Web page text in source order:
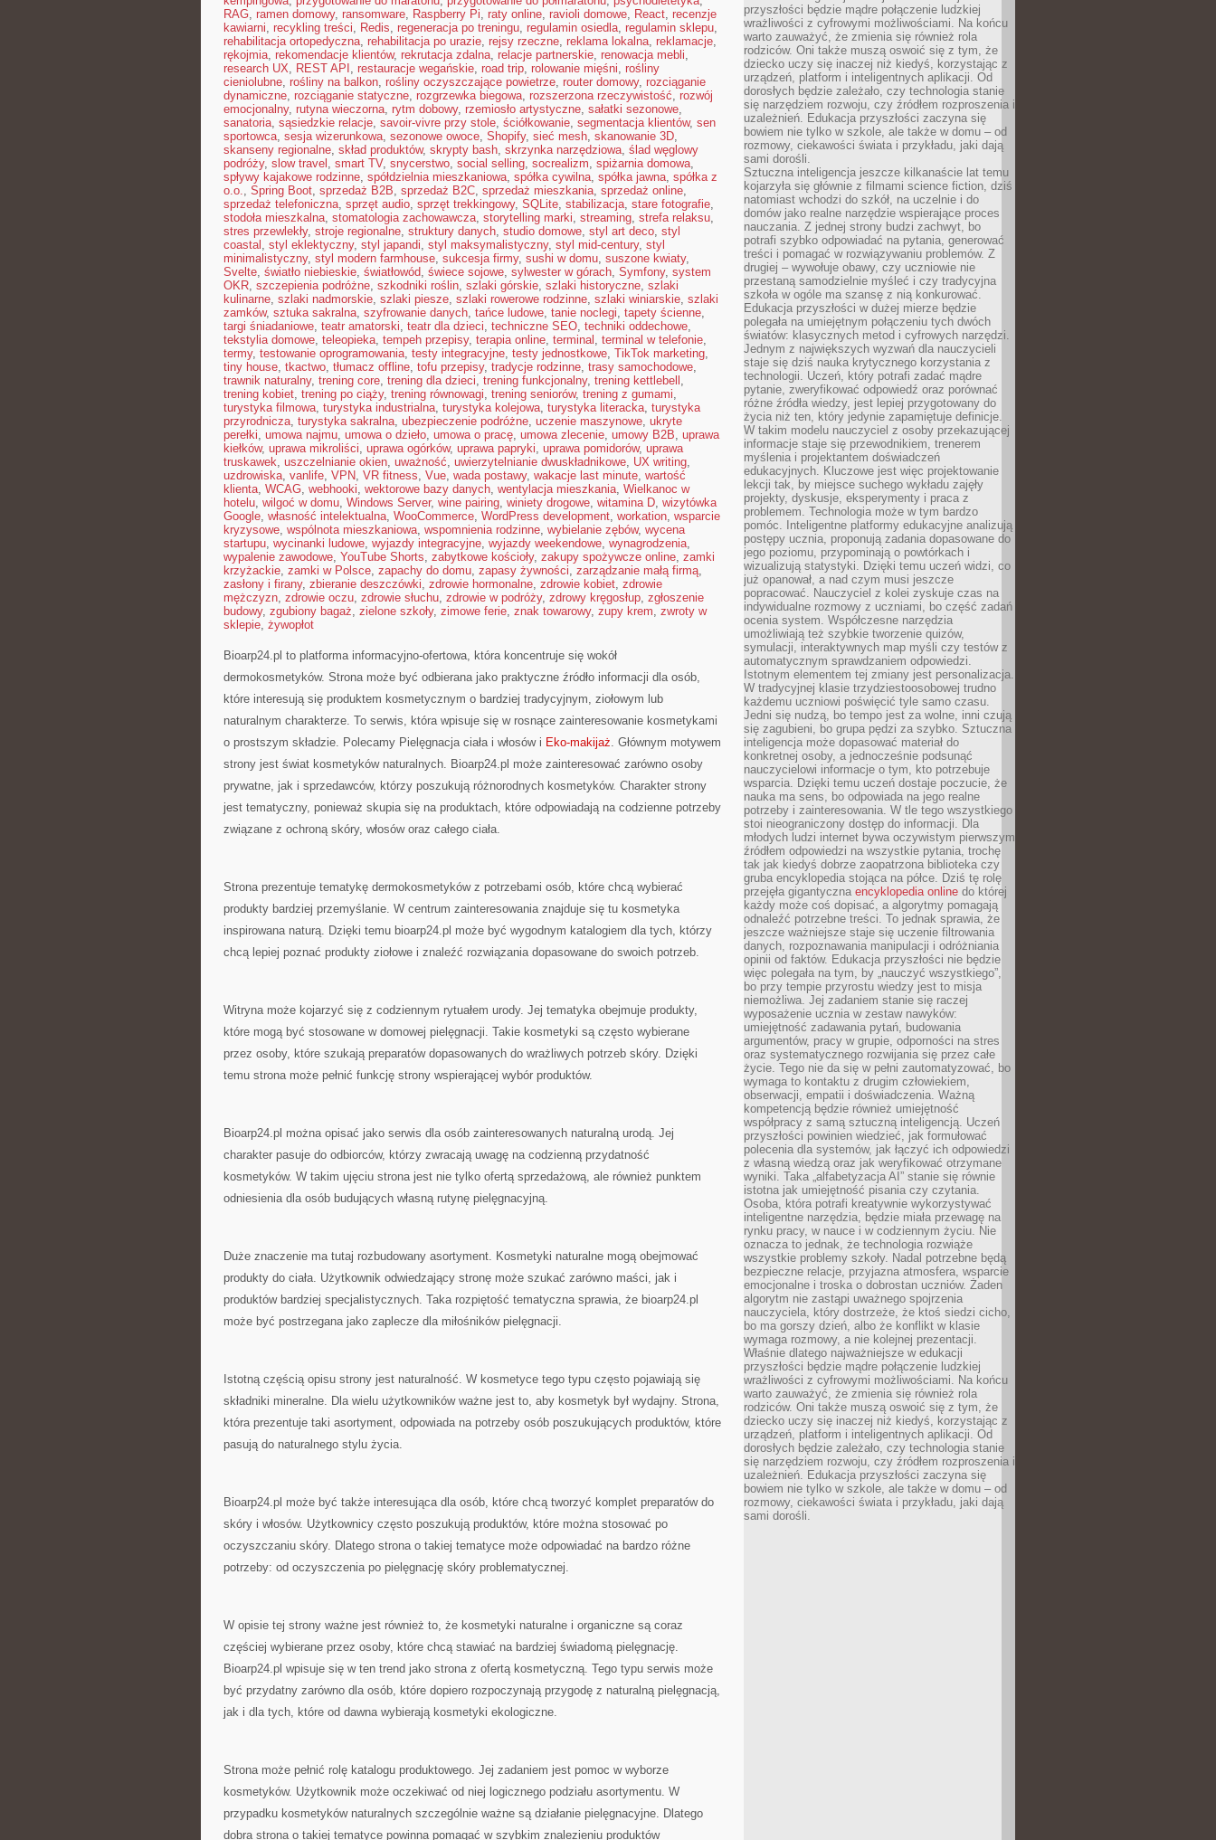
RAG, ramen domowy, ransomware, Raspberry Pi, raty online, ravioli domowe, React, recenzje
kawiarni, recykling treści, Redis, regeneracja po treningu, regulamin osiedla, regulamin sklepu,
rehabilitacja ortopedyczna, rehabilitacja po urazie, rejsy rzeczne, reklama lokalna, reklamacje,
rękojmia, rekomendacje klientów, rekrutacja zdalna, relacje partnerskie, renowacja mebli,
research UX, REST API , restauracje wegańskie, road trip, rolowanie mięśni, rośliny
cieniolubne, rośliny na balkon, rośliny oczyszczające powietrze, router domowy, rozciąganie
dynamiczne, rozciąganie statyczne, rozgrzewka biegowa, rozszerzona rzeczywistość, rozwój
emocjonalny, rutyna wieczorna, rytm dobowy, rzemiosło artystyczne, sałatki sezonowe,
sanatoria, sąsiedzkie relacje, savoir-vivre przy stole, ściółkowanie, segmentacja klientów, sen
sportowca, sesja wizerunkowa, sezonowe owoce, Shopify, sieć mesh, skanowanie 3D,
skanseny regionalne, skład produktów, skrypty bash, skrzynka narzędziowa, ślad węglowy
podróży, slow travel , smart TV, snycerstwo, social selling, socrealizm, spiżarnia domowa,
spływy kajakowe rodzinne, spółdzielnia mieszkaniowa, spółka cywilna, spółka jawna, spółka z
o.o., Spring Boot, sprzedaż B2B, sprzedaż B2C, sprzedaż mieszkania, sprzedaż online,
sprzedaż telefoniczna, sprzęt audio, sprzęt trekkingowy, SQLite, stabilizacja, stare fotografie,
stodoła mieszkalna, stomatologia zachowawcza, storytelling marki, streaming, strefa relaksu,
stres przewlekły, stroje regionalne, struktury danych, studio domowe, styl art deco, styl
coastal , styl eklektyczny, styl japandi, styl maksymalistyczny, styl mid-century, styl
minimalistyczny, styl modern farmhouse, sukcesja firmy, sushi w domu, suszone kwiaty,
Svelte, światło niebieskie, światłowód, świece sojowe, sylwester w górach, Symfony, system
OKR, szczepienia podróżne, szkodniki roślin, szlaki górskie, szlaki historyczne, szlaki
kulinarne, szlaki nadmorskie, szlaki piesze, szlaki rowerowe rodzinne, szlaki winiarskie, szlaki
zamków, sztuka sakralna, szyfrowanie danych, tańce ludowe, tanie noclegi, tapety ścienne,
targi śniadaniowe, teatr amatorski, teatr dla dzieci, techniczne SEO, techniki oddechowe,
tekstylia domowe, teleopieka, tempeh przepisy, terapia online, terminal , terminal w telefonie,
termy, testowanie oprogramowania, testy integracyjne, testy jednostkowe, TikTok marketing,
tiny house, tkactwo, tłumacz offline, tofu przepisy, tradycje rodzinne, trasy samochodowe,
trawnik naturalny, trening core, trening dla dzieci, trening funkcjonalny, trening kettlebell ,
trening kobiet, trening po ciąży, trening równowagi, trening seniorów, trening z gumami,
turystyka filmowa, turystyka industrialna, turystyka kolejowa, turystyka literacka, turystyka
przyrodnicza, turystyka sakralna, ubezpieczenie podróżne, uczenie maszynowe, ukryte
perełki, umowa najmu, umowa o dzieło, umowa o pracę, umowa zlecenie, umowy B2B, uprawa
kiełków, uprawa mikroliści, uprawa ogórków, uprawa papryki, uprawa pomidorów, uprawa
truskawek, uszczelnianie okien, uważność, uwierzytelnianie dwuskładnikowe, UX writing,
uzdrowiska, vanlife, VPN, VR fitness, Vue, wada postawy, wakacje last minute, wartość
klienta, WCAG, webhooki, wektorowe bazy danych, wentylacja mieszkania, Wielkanoc w
hotelu, wilgoć w domu, Windows Server, wine pairing, winiety drogowe, witamina D, wizytówka
Google, własność intelektualna, WooCommerce, WordPress development, workation, wsparcie
kryzysowe, wspólnota mieszkaniowa, wspomnienia rodzinne, wybielanie zębów, wycena
startupu, wycinanki ludowe, wyjazdy integracyjne, wyjazdy weekendowe, wynagrodzenia,
wypalenie zawodowe, YouTube Shorts, zabytkowe kościoły, zakupy spożywcze online, zamki
krzyżackie, zamki w Polsce, zapachy do domu, zapasy żywności, zarządzanie małą firmą,
zasłony i firany, zbieranie deszczówki, zdrowie hormonalne, zdrowie kobiet, zdrowie
mężczyzn, zdrowie oczu, zdrowie słuchu, zdrowie w podróży, zdrowy kręgosłup, zgłoszenie
budowy, zgubiony bagaż, zielone szkoły, zimowe ferie, znak towarowy, zupy krem, zwroty w
sklepie, żywopłot
Bioarp24.pl to platforma informacyjno-ofertowa, która koncentruje się wokół
dermokosmetyków. Strona może być odbierana jako praktyczne źródło informacji dla osób,
które interesują się produktem kosmetycznym o bardziej tradycyjnym, ziołowym lub
naturalnym charakterze. To serwis, która wpisuje się w rosnące zainteresowanie kosmetykami
o prostszym składzie. Polecamy Pielęgnacja ciała i włosów i Eko-makijaż. Głównym motywem
strony jest świat kosmetyków naturalnych. Bioarp24.pl może zainteresować zarówno osoby
prywatne, jak i sprzedawców, którzy poszukują różnorodnych kosmetyków. Charakter strony
jest tematyczny, ponieważ skupia się na produktach, które odpowiadają na codzienne potrzeby
związane z ochroną skóry, włosów oraz całego ciała.
Strona prezentuje tematykę dermokosmetyków z potrzebami osób, które chcą wybierać
produkty bardziej przemyślanie. W centrum zainteresowania znajduje się tu kosmetyka
inspirowana naturą. Dzięki temu bioarp24.pl może być wygodnym katalogiem dla tych, którzy
chcą lepiej poznać produkty ziołowe i znaleźć rozwiązania dopasowane do swoich potrzeb.
Witryna może kojarzyć się z codziennym rytuałem urody. Jej tematyka obejmuje produkty,
które mogą być stosowane w domowej pielęgnacji. Takie kosmetyki są często wybierane
przez osoby, które szukają preparatów dopasowanych do wrażliwych potrzeb skóry. Dzięki
temu strona może pełnić funkcję strony wspierającej wybór produktów.
Bioarp24.pl można opisać jako serwis dla osób zainteresowanych naturalną urodą. Jej
charakter pasuje do odbiorców, którzy zwracają uwagę na codzienną przydatność
kosmetyków. W takim ujęciu strona jest nie tylko ofertą sprzedażową, ale również punktem
odniesienia dla osób budujących własną rutynę pielęgnacyjną.
Duże znaczenie ma tutaj rozbudowany asortyment. Kosmetyki naturalne mogą obejmować
produkty do ciała. Użytkownik odwiedzający stronę może szukać zarówno maści, jak i
produktów bardziej specjalistycznych. Taka rozpiętość tematyczna sprawia, że bioarp24.pl
może być postrzegana jako zaplecze dla miłośników pielęgnacji.
Istotną częścią opisu strony jest naturalność. W kosmetyce tego typu często pojawiają się
składniki mineralne. Dla wielu użytkowników ważne jest to, aby kosmetyk był wydajny. Strona,
która prezentuje taki asortyment, odpowiada na potrzeby osób poszukujących produktów, które
pasują do naturalnego stylu życia.
Bioarp24.pl może być także interesująca dla osób, które chcą tworzyć komplet preparatów do
skóry i włosów. Użytkownicy często poszukują produktów, które można stosować po
oczyszczaniu skóry. Dlatego strona o takiej tematyce może odpowiadać na bardzo różne
potrzeby: od oczyszczenia po pielęgnację skóry problematycznej.
W opisie tej strony ważne jest również to, że kosmetyki naturalne i organiczne są coraz
częściej wybierane przez osoby, które chcą stawiać na bardziej świadomą pielęgnację.
Bioarp24.pl wpisuje się w ten trend jako strona z ofertą kosmetyczną. Tego typu serwis może
być przydatny zarówno dla osób, które dopiero rozpoczynają przygodę z naturalną pielęgnacją,
jak i dla tych, które od dawna wybierają kosmetyki ekologiczne.
Strona może pełnić rolę katalogu produktowego. Jej zadaniem jest pomoc w wyborze
kosmetyków. Użytkownik może oczekiwać od niej logicznego podziału asortymentu. W
przypadku kosmetyków naturalnych szczególnie ważne są działanie pielęgnacyjne. Dlatego
dobra strona o takiej tematyce powinna pomagać w szybkim znalezieniu produktów
przyszłości będzie mądre połączenie ludzkiej
wrażliwości z cyfrowymi możliwościami. Na końcu
warto zauważyć, że zmienia się również rola
rodziców. Oni także muszą oswoić się z tym, że
dziecko uczy się inaczej niż kiedyś, korzystając z
urządzeń, platform i inteligentnych aplikacji. Od
dorosłych będzie zależało, czy technologia stanie
się narzędziem rozwoju, czy źródłem rozproszenia i
uzależnień. Edukacja przyszłości zaczyna się
bowiem nie tylko w szkole, ale także w domu – od
rozmowy, ciekawości świata i przykładu, jaki dają
sami dorośli.
Sztuczna inteligencja jeszcze kilkanaście lat temu
kojarzyła się głównie z filmami science fiction, dziś
natomiast wchodzi do szkół, na uczelnie i do
domów jako realne narzędzie wspierające proces
nauczania. Z jednej strony budzi zachwyt, bo
potrafi szybko odpowiadać na pytania, generować
treści i pomagać w rozwiązywaniu problemów. Z
drugiej – wywołuje obawy, czy uczniowie nie
przestaną samodzielnie myśleć i czy tradycyjna
szkoła w ogóle ma szansę z nią konkurować.
Edukacja przyszłości w dużej mierze będzie
polegała na umiejętnym połączeniu tych dwóch
światów: klasycznych metod i cyfrowych narzędzi.
Jednym z największych wyzwań dla nauczycieli
staje się dziś nauka krytycznego korzystania z
technologii. Uczeń, który potrafi zadać mądre
pytanie, zweryfikować odpowiedź oraz porównać
różne źródła wiedzy, jest lepiej przygotowany do
życia niż ten, który jedynie zapamiętuje definicje.
W takim modelu nauczyciel z osoby przekazującej
informacje staje się przewodnikiem, trenerem
myślenia i projektantem doświadczeń
edukacyjnych. Kluczowe jest więc projektowanie
lekcji tak, by miejsce suchego wykładu zajęły
projekty, dyskusje, eksperymenty i praca z
problemem. Technologia może w tym bardzo
pomóc. Inteligentne platformy edukacyjne analizują
postępy ucznia, proponują zadania dopasowane do
jego poziomu, przypominają o powtórkach i
wizualizują statystyki. Dzięki temu uczeń widzi, co
już opanował, a nad czym musi jeszcze
popracować. Nauczyciel z kolei zyskuje czas na
indywidualne rozmowy z uczniami, bo część zadań
ocenia system. Współczesne narzędzia
umożliwiają też szybkie tworzenie quizów,
symulacji, interaktywnych map myśli czy testów z
automatycznym sprawdzaniem odpowiedzi.
Istotnym elementem tej zmiany jest personalizacja.
W tradycyjnej klasie trzydziestoosobowej trudno
każdemu uczniowi poświęcić tyle samo czasu.
Jedni się nudzą, bo tempo jest za wolne, inni czują
się zagubieni, bo grupa pędzi za szybko. Sztuczna
inteligencja może dopasować materiał do
konkretnej osoby, a jednocześnie podsunąć
nauczycielowi informacje o tym, kto potrzebuje
wsparcia. Dzięki temu uczeń dostaje poczucie, że
nauka ma sens, bo odpowiada na jego realne
potrzeby i zainteresowania. W tle tego wszystkiego
stoi nieograniczony dostęp do informacji. Dla
młodych ludzi internet bywa oczywistym pierwszym
źródłem odpowiedzi na wszystkie pytania, trochę
tak jak kiedyś dobrze zaopatrzona biblioteka czy
gruba encyklopedia stojąca na półce. Dziś tę rolę
przejęła gigantyczna encyklopedia online do której
każdy może coś dopisać, a algorytmy pomagają
odnaleźć potrzebne treści. To jednak sprawia, że
jeszcze ważniejsze staje się uczenie filtrowania
danych, rozpoznawania manipulacji i odróżniania
opinii od faktów. Edukacja przyszłości nie będzie
więc polegała na tym, by „nauczyć wszystkiego”,
bo przy tempie przyrostu wiedzy jest to misja
niemożliwa. Jej zadaniem stanie się raczej
wyposażenie ucznia w zestaw nawyków:
umiejętność zadawania pytań, budowania
argumentów, pracy w grupie, odporności na stres
oraz systematycznego rozwijania się przez całe
życie. Tego nie da się w pełni zautomatyzować, bo
wymaga to kontaktu z drugim człowiekiem,
obserwacji, empatii i doświadczenia. Ważną
kompetencją będzie również umiejętność
współpracy z samą sztuczną inteligencją. Uczeń
przyszłości powinien wiedzieć, jak formułować
polecenia dla systemów, jak łączyć ich odpowiedzi
z własną wiedzą oraz jak weryfikować otrzymane
wyniki. Taka „alfabetyzacja AI” stanie się równie
istotna jak umiejętność pisania czy czytania.
Osoba, która potrafi kreatywnie wykorzystywać
inteligentne narzędzia, będzie miała przewagę na
rynku pracy, w nauce i w codziennym życiu. Nie
oznacza to jednak, że technologia rozwiąże
wszystkie problemy szkoły. Nadal potrzebne będą
bezpieczne relacje, przyjazna atmosfera, wsparcie
emocjonalne i troska o dobrostan uczniów. Żaden
algorytm nie zastąpi uważnego spojrzenia
nauczyciela, który dostrzeże, że ktoś siedzi cicho,
bo ma gorszy dzień, albo że konflikt w klasie
wymaga rozmowy, a nie kolejnej prezentacji.
Właśnie dlatego najważniejsze w edukacji
przyszłości będzie mądre połączenie ludzkiej
wrażliwości z cyfrowymi możliwościami. Na końcu
warto zauważyć, że zmienia się również rola
rodziców. Oni także muszą oswoić się z tym, że
dziecko uczy się inaczej niż kiedyś, korzystając z
urządzeń, platform i inteligentnych aplikacji. Od
dorosłych będzie zależało, czy technologia stanie
się narzędziem rozwoju, czy źródłem rozproszenia i
uzależnień. Edukacja przyszłości zaczyna się
bowiem nie tylko w szkole, ale także w domu – od
rozmowy, ciekawości świata i przykładu, jaki dają
sami dorośli.